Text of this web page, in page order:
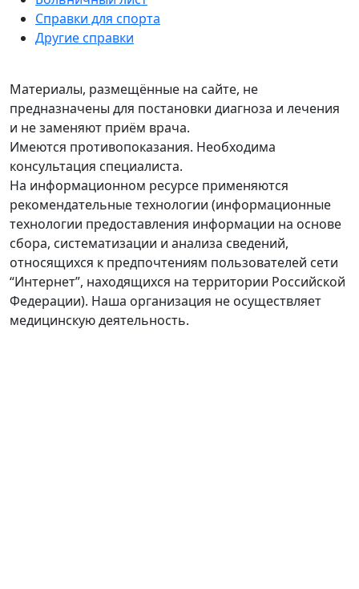
Справки для спорта
Другие справки
Материалы, размещённые на сайте, не
предназначены для постановки диагноза и лечения
и не заменяют приём врача.
Имеются противопоказания. Необходима
консультация специалиста.
На информационном ресурсе применяются
рекомендательные технологии (информационные
технологии предоставления информации на основе
сбора, систематизации и анализа сведений,
относящихся к предпочтениям пользователей сети
“Интернет”, находящихся на территории Российской
Федерации). Наша организация не осуществляет
медицинскую деятельность.